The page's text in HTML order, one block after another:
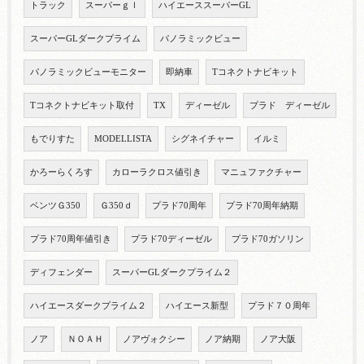
トラック スーパーｇｌ ハイエーススーパーGL
スーパーGLダークプライム パノラミックビュー
パノラミックビューモニター 即納車 Tコネクトナビキット
Tコネクトナビキット取付 TX ディーゼル プラド ディーゼル
もでりすた MODELLISTA シグネイチャー イルミ
かろーらくろす カローラクロス値引き マニュファクチャー
ベンツＧ350 Ｇ350ｄ プラド70周年 プラド70周年納期
プラド70周年値引き プラド70ディーゼル プラド70ガソリン
ディフェンダー スーパーGLダークプライム２
ハイエースダークプライム２ ハイエース新型 プラド７０周年
ノア ＮＯＡＨ ノアヴォクシー ノア納期 ノア大阪